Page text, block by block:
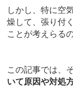
しかし、特に空
燥して、張り付
ことが考えらる
この記事では、
いて原因や対処